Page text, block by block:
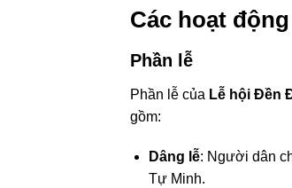
Các hoạt
Phần lễ
Phần lễ của Lễ hội Đền
gồm:
Dâng lễ: Người dân
Tự Minh.